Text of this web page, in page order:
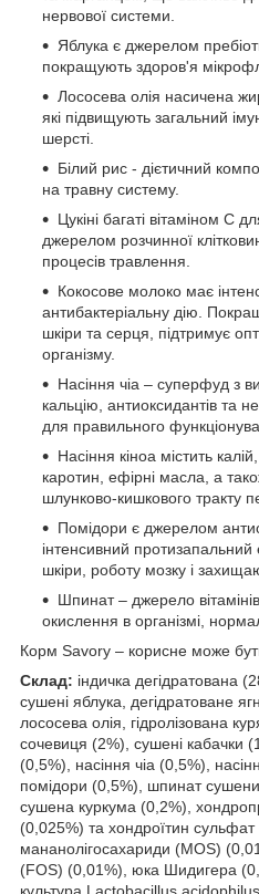
нервової системи.
Яблука є джерелом
покращують здоров'я
Лососева олія насичена
які підвищують загальний
шерсті.
Білий рис - дієтичний
на травну систему.
Цукіні багаті вітаміном С
джерелом розчинної
процесів травлення.
Кокосове молоко має
антибактеріальну дію.
шкіри та серця, підтримує
організму.
Насіння чіа – суперфуд з
кальцію, антиоксидантів та
для правильного
Насіння кіноа містить
каротин, ефірні масла, а
шлунково-кишкового тракту
Помідори є джерелом
інтенсивний
шкіри, роботу мозку і
Шпинат – джерело
окислення в організмі,
Корм Savory – корисне може
Склад: індичка дегідратована
сушені яблука, дегідратоване
лососева олія, гідролізована
сочевиця (2%), сушені кабачки
(0,5%), насіння чіа (0,5%),
помідори (0,5%), шпинат
сушена куркума (0,2%),
(0,025%) та хондроїтин
мананолігосахариди (MOS)
(FOS) (0,01%), юка Шидигера
культура Lactobacillus